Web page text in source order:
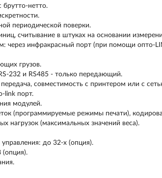
брутто-нетто.
периодической поверки.
считывание в штуках на основании
через инфракрасный порт (при помощи опто-
грузов.
232 и RS485 - только передающий.
совместимость с принтером или с
link порт.
модулей.
(программируемые режимы печати),
нагрузок (максимальных значений веса).
до 32-х (опция).
(опция).